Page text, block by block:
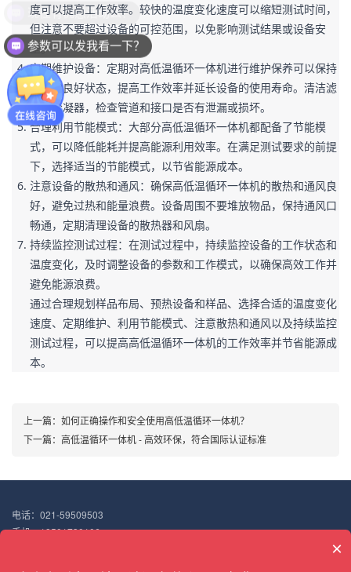
度可以提高工作效率。较快的温度变化速度可以缩短测试时间，
但注意不要超过设备的可控范围，以免影响测试结果或设备安
全。
定期维护设备：定期对高低温循环一体机进行维护保养可以保持
设备的良好状态，提高工作效率并延长设备的使用寿命。清洁滤
网和冷凝器，检查管道和接口是否有泄漏或损坏。
合理利用节能模式：大部分高低温循环一体机都配备了节能模
式，可以降低能耗并提高能源利用效率。在满足测试要求的前提
下，选择适当的节能模式，以节省能源成本。
注意设备的散热和通风：确保高低温循环一体机的散热和通风良
好，避免过热和能量浪费。设备周围不要堆放物品，保持通风口
畅通，定期清理设备的散热器和风扇。
持续监控测试过程：在测试过程中，持续监控设备的工作状态和
温度变化，及时调整设备的参数和工作模式，以确保高效工作并
避免能源浪费。
通过合理规划样品布局、预热设备和样品、选择合适的温度变化
速度、定期维护、利用节能模式、注意散热和通风以及持续监控
测试过程，可以提高高低温循环一体机的工作效率并节省能源成
本。
上一篇： 如何正确操作和安全使用高低温循环一体机？
下一篇： 高低温循环一体机 - 高效环保，符合国际认证标准
电话：021-59509503
手机：18501730106
参数可以发我看一下？
现在有优惠活动么？
×